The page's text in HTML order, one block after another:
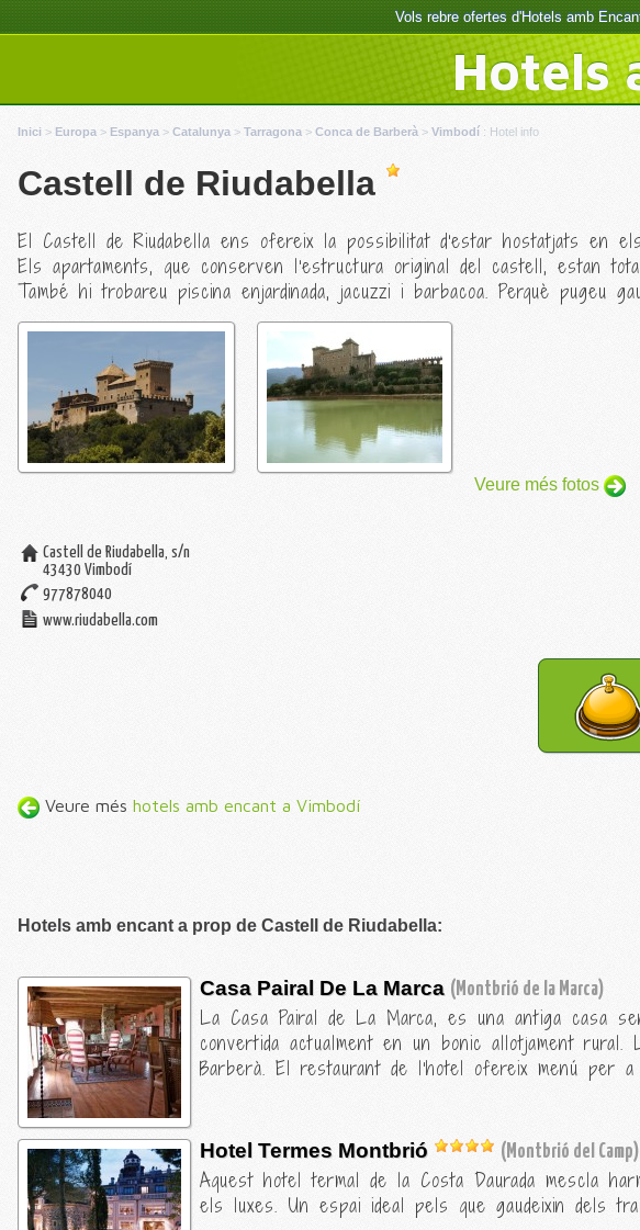
Vols rebre ofertes d'Hotels amb
Hotels
Inici > Europa > Espanya > Catalunya > Tarragona > Conca de Barberà > Vimbodí : Hotel info
Castell de Riudabella
El Castell de Riudabella ens ofereix la possibilitat d'estar hostatjats en
Els apartaments, que conserven l'estructura original del castell, estan
També hi trobareu piscina enjardinada, jacuzzi i barbacoa. Perquè pugeu
Veure més fotos
Castell de Riudabella, s/n
43430 Vimbodí
977878040
www.riudabella.com
Veure més hotels amb encant a Vimbodí
Hotels amb encant a prop de Castell de Riudabella:
Casa Pairal De La Marca (Montbrió de la Marca)
La Casa Pairal de La Marca, es una antiga casa
convertida actualment en un bonic allotjament
Barberà. El restaurant de l'hotel ofereix menú per
Hotel Termes Montbrió (Montbrió del Camp)
Aquest hotel termal de la Costa Daurada mescla
els luxes. Un espai ideal pels que gaudeixin dels